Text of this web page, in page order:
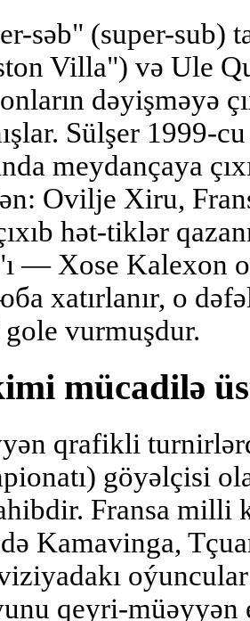
səb" (super-sub)
Villa") və Ule
dəyişməyə
Sülşer 1999-
meydançaya
Ovilje Xiru,
hət-tiklər
— Xose Kalexon
xatırlanır, o
vurmuşdur.
mücadilə
qrafikli
göyəlçisi
Fransa milli
Kamavinga,
qeyri-müəyyən